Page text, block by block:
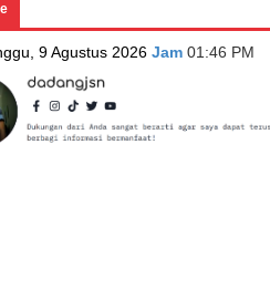
9 Agustus 2026 Jam 01:46 PM